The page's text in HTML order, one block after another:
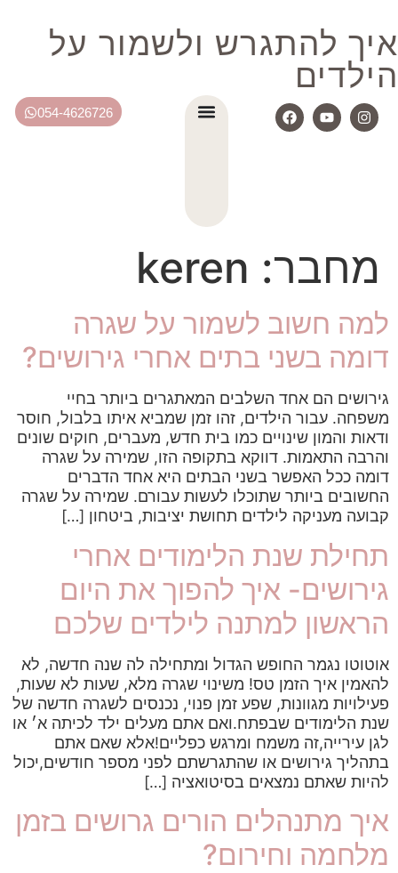
איך להתגרש ולשמור על
הילדים
054-4626726
מחבר: keren
למה חשוב לשמור על שגרה
דומה בשני בתים אחרי גירושים?
גירושים הם אחד השלבים המאתגרים ביותר בחיי
משפחה. עבור הילדים, זהו זמן שמביא איתו בלבול, חוסר
ודאות והמון שינויים כמו בית חדש, מעברים, חוקים שונים
והרבה התאמות. דווקא בתקופה הזו, שמירה על שגרה
דומה ככל האפשר בשני הבתים היא אחד הדברים
החשובים ביותר שתוכלו לעשות עבורם. שמירה על שגרה
קבועה מעניקה לילדים תחושת יציבות, ביטחון […]
תחילת שנת הלימודים אחרי
גירושים- איך להפוך את היום
הראשון למתנה לילדים שלכם
אוטוטו נגמר החופש הגדול ומתחילה לה שנה חדשה, לא
להאמין איך הזמן טס! משינוי שגרה מלא, שעות לא שעות,
פעילויות מגוונות, שפע זמן פנוי, נכנסים לשגרה חדשה של
שנת הלימודים שבפתח.ואם אתם מעלים ילד לכיתה א׳ או
לגן עירייה,זה משמח ומרגש כפליים!אלא שאם אתם
בתהליך גירושים או שהתגרשתם לפני מספר חודשים,יכול
להיות שאתם נמצאים בסיטואציה […]
איך מתנהלים הורים גרושים בזמן
מלחמה וחירום?